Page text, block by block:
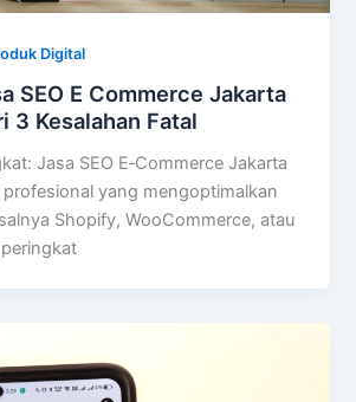
Digital
SEO E Commerce Jakarta
3 Kesalahan Fatal
Jasa SEO E‑Commerce Jakarta
profesional yang mengoptimalkan
Shopify, WooCommerce, atau